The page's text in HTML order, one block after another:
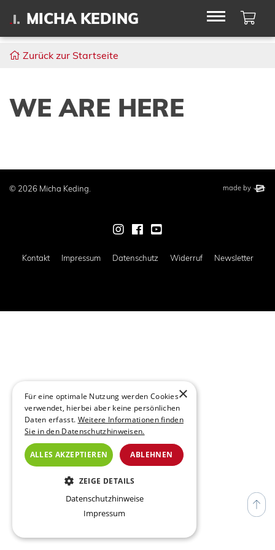
MICHA KEDING
Zurück zur Startseite
WE ARE HERE
© 2026 Micha Keding. This website
made by elbsite
Zur Instagram-Seite von
Zur Facebook-Seite von
Zur Youtube-Seite
Kontakt Impressum Datenschutz Widerruf Newsletter
×
Für eine optimale Nutzung werden Cookies
verwendet, hierbei aber keine persönlichen
Daten erfasst. Weitere Informationen finden
Sie in den Datenschutzhinweisen.
ALLES AKZEPTIEREN ABLEHNEN
ZEIGE DETAILS
ESSENZIELL
Datenschutzhinweise
Impressum